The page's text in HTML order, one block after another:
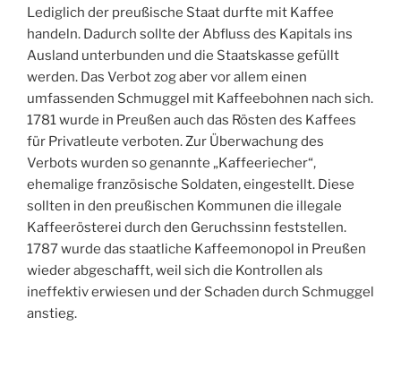
Lediglich der preußische Staat durfte mit Kaffee
handeln. Dadurch sollte der Abfluss des Kapitals ins
Ausland unterbunden und die Staatskasse gefüllt
werden. Das Verbot zog aber vor allem einen
umfassenden Schmuggel mit Kaffeebohnen nach sich.
1781 wurde in Preußen auch das Rösten des Kaffees
für Privatleute verboten. Zur Überwachung des
Verbots wurden so genannte „Kaffeeriecher“,
ehemalige französische Soldaten, eingestellt. Diese
sollten in den preußischen Kommunen die illegale
Kaffeerösterei durch den Geruchssinn feststellen.
1787 wurde das staatliche Kaffeemonopol in Preußen
wieder abgeschafft, weil sich die Kontrollen als
ineffektiv erwiesen und der Schaden durch Schmuggel
anstieg.